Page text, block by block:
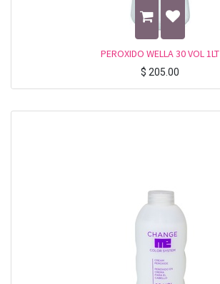
PEROXIDO WELLA 30 VOL 1LT
$ 205.00